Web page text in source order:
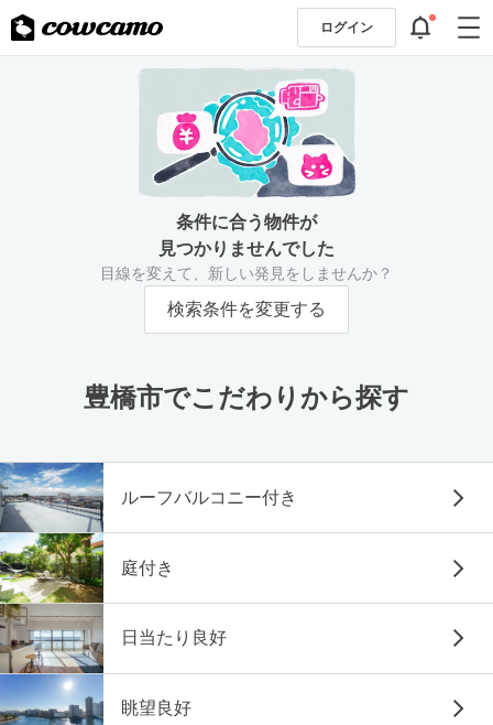
ログイン
条件に合う物件が
見つかりませんでした
目線を変えて、新しい発見をしませんか？
検索条件を変更する
豊橋市でこだわりから探す
ルーフバルコニー付き
庭付き
日当たり良好
眺望良好